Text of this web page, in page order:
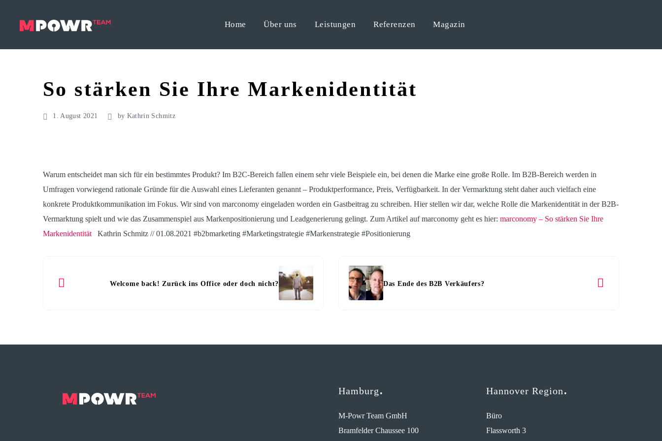
Home Über uns Leistungen Referenzen Magazin
So stärken Sie Ihre Markenidentität
1. August 2021 by Kathrin Schmitz
Warum entscheidet man sich für ein bestimmtes Produkt? Im B2C-Bereich fallen einem sehr viele Beispiele ein, bei denen die Marke eine große Rolle. Im B2B-Bereich werden in
Umfragen vorwiegend rationale Gründe für die Auswahl eines Lieferanten genannt – Produktperformance, Preis, Verfügbarkeit. In der Vermarktung steht daher auch vielfach eine
konkrete Produktkommunikation im Fokus. Wir sind von marconomy eingeladen worden ein Gastbeitrag zu schreiben. Hier stellen wir dar, welche Rolle die Markenidentität in der B2B-
Vermarktung spielt und wie das Zusammenspiel aus Markenpositionierung und Leadgenerierung gelingt. Zum Artikel auf marconomy geht es hier: marconomy – So stärken Sie Ihre
Markenidentität
Kathrin Schmitz // 01.08.2021 #b2bmarketing #Marketingstrategie #Markenstrategie #Positionierung
Welcome back! Zurück ins Office oder doch nicht? Das Ende des B2B Verkäufers?
Hamburg
M-Powr Team GmbH
Bramfelder Chaussee 100
Hannover Region
Büro
Flassworth 3